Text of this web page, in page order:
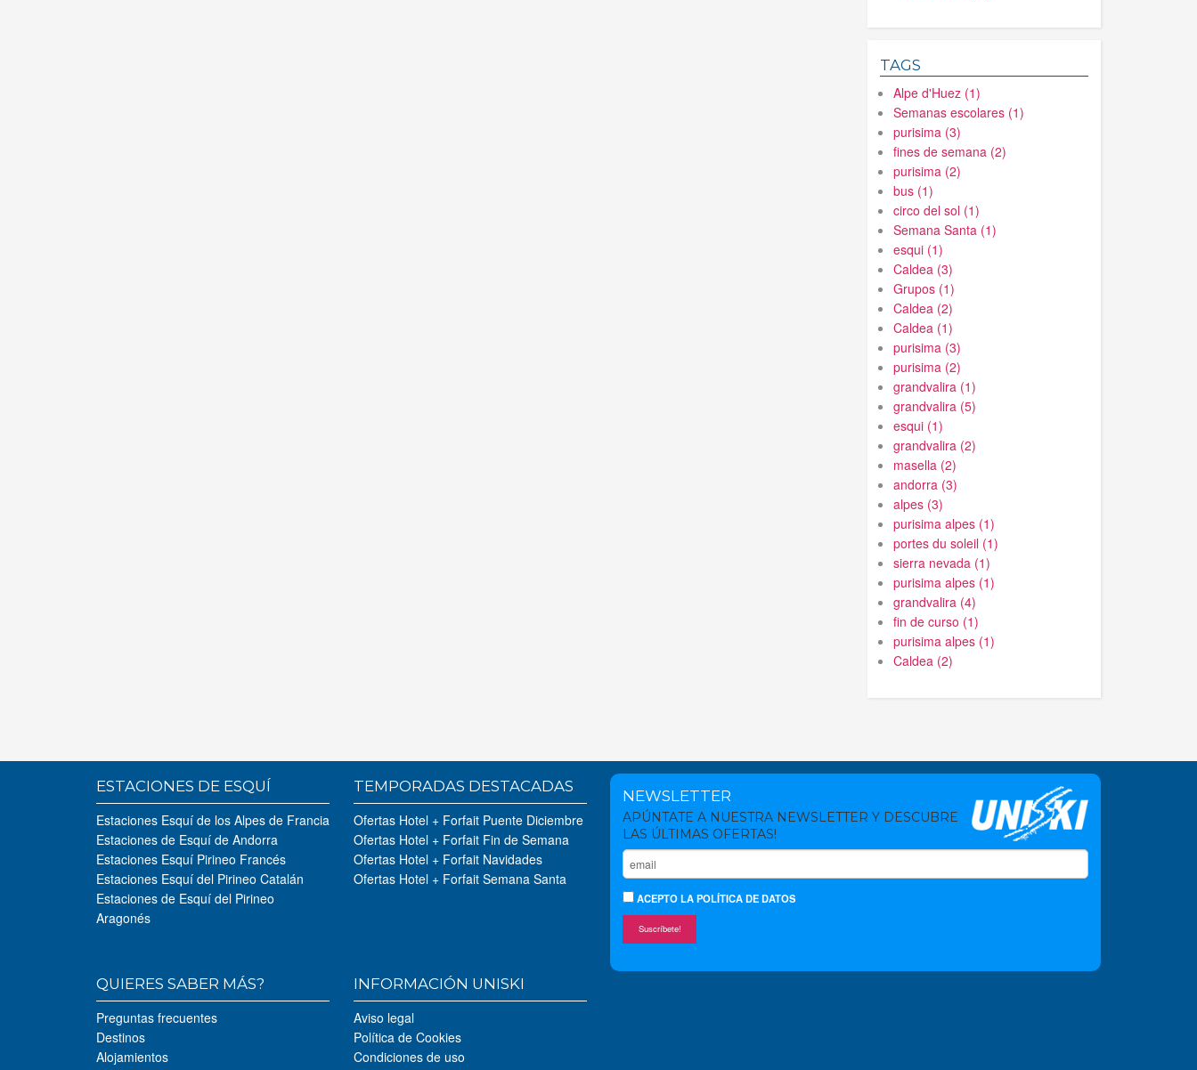
TAGS
Alpe d'Huez (1)
Semanas escolares (1)
purisima (3)
fines de semana (2)
purisima (2)
bus (1)
circo del sol (1)
Semana Santa (1)
esqui (1)
Caldea (3)
Grupos (1)
Caldea (2)
Caldea (1)
purisima (3)
purisima (2)
grandvalira (1)
grandvalira (5)
esqui (1)
grandvalira (2)
masella (2)
andorra (3)
alpes (3)
purisima alpes (1)
portes du soleil (1)
sierra nevada (1)
purisima alpes (1)
grandvalira (4)
fin de curso (1)
purisima alpes (1)
Caldea (2)
ESTACIONES DE ESQUÍ
Estaciones Esquí de los Alpes de Francia
Estaciones de Esquí de Andorra
Estaciones Esquí Pirineo Francés
Estaciones Esquí del Pirineo Catalán
Estaciones de Esquí del Pirineo
Aragonés
TEMPORADAS DESTACADAS
Ofertas Hotel + Forfait Puente Diciembre
Ofertas Hotel + Forfait Fin de Semana
Ofertas Hotel + Forfait Navidades
Ofertas Hotel + Forfait Semana Santa
NEWSLETTER
APÚNTATE A NUESTRA NEWSLETTER Y DESCUBRE
LAS ÚLTIMAS OFERTAS!
ACEPTOLA POLÍTICA DE DATOS
Suscríbete!
QUIERES SABER MÁS?
Preguntas frecuentes
Destinos
Alojamientos
INFORMACIÓN UNISKI
Aviso legal
Política de Cookies
Condiciones de uso